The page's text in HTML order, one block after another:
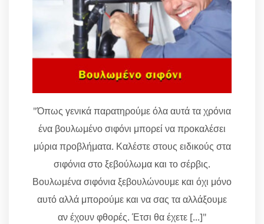
"Όπως γενικά παρατηρούμε όλα αυτά τα χρόνια
ένα βουλωμένο σιφόνι μπορεί να προκαλέσει
μύρια προβλήματα. Καλέστε στους ειδικούς στα
σιφόνια στο ξεβούλωμα και το σέρβις.
Βουλωμένα σιφόνια ξεβουλώνουμε και όχι μόνο
αυτό αλλά μπορούμε και να σας τα αλλάξουμε
αν έχουν φθορές. Έτσι θα έχετε [...]"